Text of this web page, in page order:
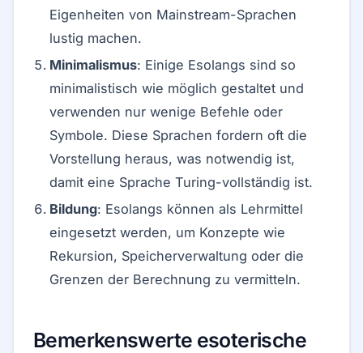
Eigenheiten von Mainstream-Sprachen
lustig machen.
Minimalismus: Einige Esolangs sind so
minimalistisch wie möglich gestaltet und
verwenden nur wenige Befehle oder
Symbole. Diese Sprachen fordern oft die
Vorstellung heraus, was notwendig ist,
damit eine Sprache Turing-vollständig ist.
Bildung: Esolangs können als Lehrmittel
eingesetzt werden, um Konzepte wie
Rekursion, Speicherverwaltung oder die
Grenzen der Berechnung zu vermitteln.
Bemerkenswerte esoterische